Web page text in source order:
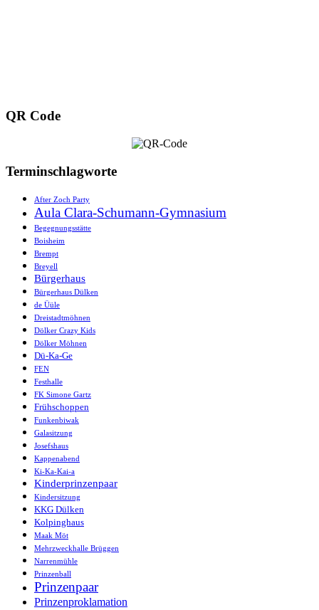
QR Code
Terminschlagworte
After Zoch Party
Aula Clara-Schumann-Gymnasium
Begegnungsstätte
Boisheim
Brempt
Breyell
Bürgerhaus
Bürgerhaus Dülken
de Üüle
Dreistadtmöhnen
Dölker Crazy Kids
Dölker Möhnen
Dü-Ka-Ge
FEN
Festhalle
FK Simone Gartz
Frühschoppen
Funkenbiwak
Galasitzung
Josefshaus
Kappenabend
Ki-Ka-Kai-a
Kinderprinzenpaar
Kindersitzung
KKG Dülken
Kolpinghaus
Maak Möt
Mehrzweckhalle Brüggen
Narrenmühle
Prinzenball
Prinzenpaar
Prinzenproklamation